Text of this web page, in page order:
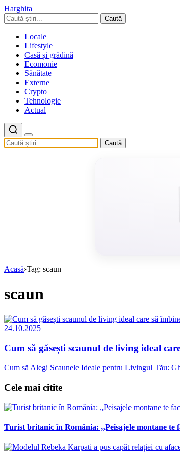
Harghita
Caută
Locale
Lifestyle
Casă și grădină
Ecomonie
Sănătate
Externe
Crypto
Tehnologie
Actual
Caută
Acasă›Tag: scaun
scaun
24.10.2025
Cum să găsești scaunul de living ideal
Cum să Alegi Scaunele Ideale pentru Livingul Tău:
Cele mai citite
Turist britanic în România: „Peisajele montane te